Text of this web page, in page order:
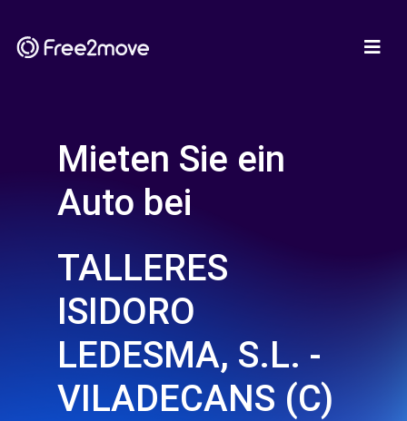
Mieten Sie ein
Auto bei
TALLERES
ISIDORO
LEDESMA, S.L. -
VILADECANS (C)